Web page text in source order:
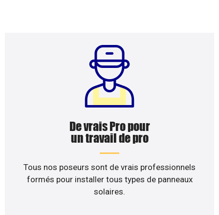
De vrais Pro pour
un travail de pro
Tous nos poseurs sont de vrais professionnels
formés pour installer tous types de panneaux
solaires.